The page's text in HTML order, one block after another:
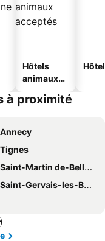
Hôtels
animaux
à proximité
Martin de-Belleville
Gervais-les-Bains